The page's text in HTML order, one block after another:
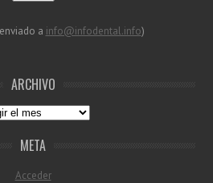
a info@infodental.info)
ARCHIVO
META
Acceder